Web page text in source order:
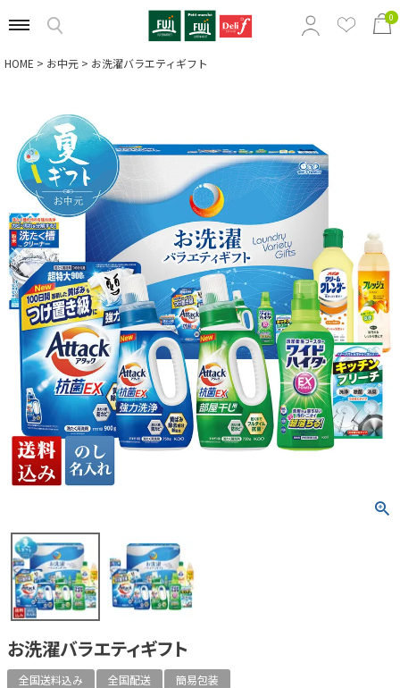
0
商品の価格から選ぶ
定番ギフトから選ぶ
相手別のおすすめギフトから選ぶ
HOME お中元 お洗濯バラエティギフト
お洗濯バラエティギフト
全国送料込み 全国配送
簡易包装